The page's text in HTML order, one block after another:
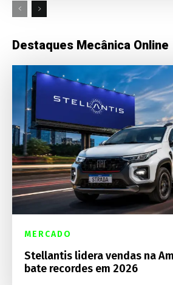
Destaques Mecânica Online
MERCADO
Stellantis lidera vendas na
bate recordes em 2026